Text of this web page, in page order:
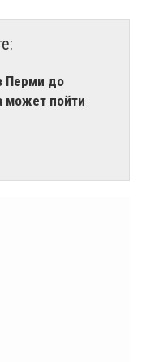
Перми до
может пойти